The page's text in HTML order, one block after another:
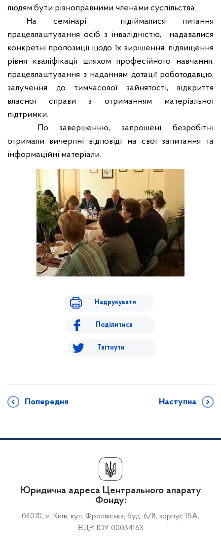
людям бути рівноправними членами суспільства.
На семінарі
підіймалися питання
працевлаштування осіб з інвалідністю,
надавалися
конкретні пропозиції щодо їх вирішення: підвищення
рівня кваліфікації шляхом професійного навчання,
працевлаштування з наданням дотації роботодавцю,
залучення до тимчасової зайнятості, відкриття
власної справи з отриманням матеріальної
підтримки.
По завершенню, запрошені безробітні
отримали вичерпні відповіді на свої запитання та
інформаційні матеріали.
Надрукувати
Поділитися
Твітнути
Попередня Наступна
Юридична адреса Центрального апарату
Фонду:
04070, м. Київ, вул. Фролівська, буд. 6/8, корпус 15А,
ЄДРПОУ 00034163